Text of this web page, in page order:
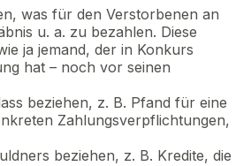
was für den Verstorbenen an
u. a. zu bezahlen. Diese
ja jemand, der in Konkurs
hat – noch vor seinen
beziehen, z. B. Pfand für eine
Zahlungsverpflichtungen,
beziehen, z. B. Kredite, die